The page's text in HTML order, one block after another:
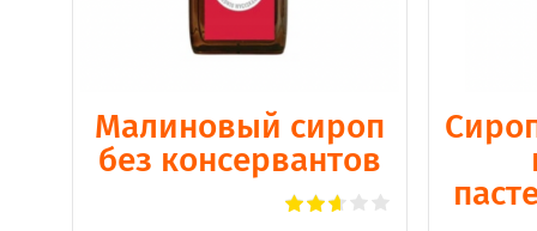
Малиновый сироп
без консервантов